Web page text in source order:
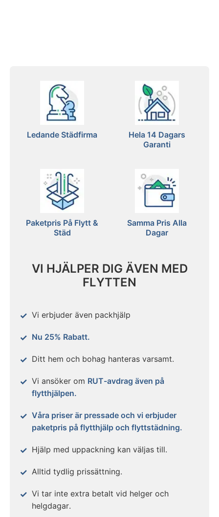
Ledande Städfirma
Hela 14 Dagars
Garanti
Paketpris På Flytt &
Städ
Samma Pris Alla
Dagar
VI HJÄLPER DIG ÄVEN MED
FLYTTEN
Vi erbjuder även packhjälp
Nu 25% Rabatt.
Ditt hem och bohag hanteras varsamt.
Vi ansöker om RUT-avdrag även på
flytthjälpen.
Våra priser är pressade och vi erbjuder
paketpris på flytthjälp och flyttstädning.
Hjälp med uppackning kan väljas till.
Alltid tydlig prissättning.
Vi tar inte extra betalt vid helger och
helgdagar.